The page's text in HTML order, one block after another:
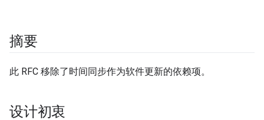
摘要
此 RFC 移除了时间同步作为软件更新的依赖项。
设计初衷